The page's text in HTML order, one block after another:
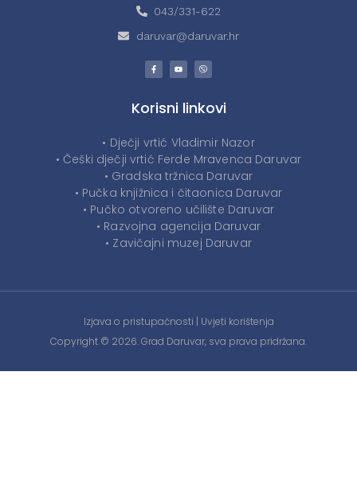
043/331-622
daruvar@daruvar.hr
Korisni linkovi
• Dječji vrtić Vladimir Nazor
• Češki dječji vrtić Ferde Mravenca Daruvar
• Gradska tržnica Daruvar
• Pučka knjižnica i čitaonica Daruvar
• Pučko otvoreno učilište Daruvar
• Razvojna agencija Daruvar
• Zavičajni muzej Daruvar
Izjava o pristupačnosti | Uvjeti korištenja
Copyright © 2026. Grad Daruvar, sva prava pridržana.